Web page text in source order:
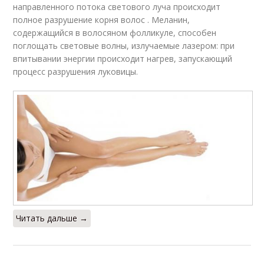
направленного потока светового луча происходит
полное разрушение корня волос . Меланин,
содержащийся в волосяном фолликуле, способен
поглощать световые волны, излучаемые лазером: при
впитывании энергии происходит нагрев, запускающий
процесс разрушения луковицы.
Читать дальше →